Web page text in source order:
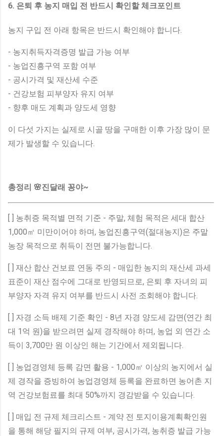
6. 은퇴 후 농지 매입 전 반드시 확인할 체크포인트
농지 구입 전 아래 항목은 반드시 확인해야 합니다.
- 농지취득자격증명 발급 가능 여부
- 농업진흥구역 포함 여부
- 공시가격 및 재산세 수준
- 건강보험 피부양자 유지 여부
- 향후 매도 계획과 양도세 영향
이 다섯 가지는 실제로 시골 땅을 구매한 이후 가장 많이 문
제가 발생할 수 있습니다.
총정리 🌸진달래 꽁야~
[ ] 농취증 목적별 면적 기준 - 주말, 체험 목적은 세대 합산
1,000㎡ 미만이어야 하며, 농업진흥구역(절대농지)은 주말
농장 목적으로 취득이 전면 불가능합니다.
[ ] 재산 합산 건보료 연동 주의 - 매입한 농지의 재산세 과세
표준이 재산 점수에 그대로 반영되므로, 은퇴 후 자녀의 피
부양자 자격 유지 여부를 반드시 사전 조회해야 합니다.
[ ] 자경 소득 배제 기준 확인 - 8년 자경 양도세 감면(연간 최
대 1억 원)을 받으려면 실제 경작해야 하며, 농업 외 연간 소
득이 3,700만 원 이상인 해는 기간에서 제외됩니다.
[ ] 농업경영체 등록 감면 활용 - 1,000㎡ 이상의 농지에서 실
제 경작을 증빙하여 농업경영체 등록을 완료하면 농어촌 지
역 건강보험료를 최대 50%까지 경감받을 수 있습니다.
[ ] 매입 전 규제 체크리스트 - 계약 전 토지이용계획확인원
을 통해 해당 필지의 규제 여부, 공시가격, 농취증 발급 가능